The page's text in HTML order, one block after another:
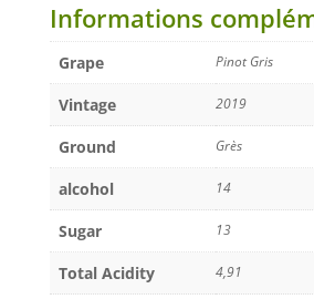
Informations
Grape Pinot Gris
Vintage 2019
Ground Grès
alcohol 14
Sugar 13
Total Acidity 4,91